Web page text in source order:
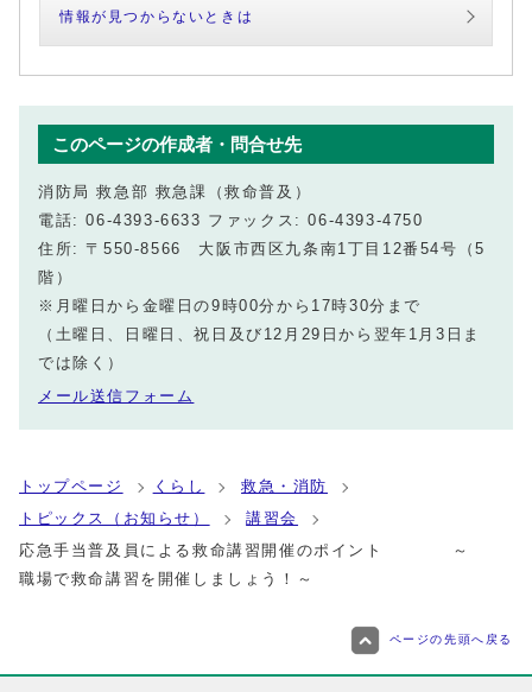
情報が見つからないときは
このページの作成者・問合せ先
消防局 救急部 救急課（救命普及）
電話: 06-4393-6633 ファックス: 06-4393-4750
住所: 〒550-8566 大阪市西区九条南1丁目12番54号（5
階）
※月曜日から金曜日の9時00分から17時30分まで
（土曜日、日曜日、祝日及び12月29日から翌年1月3日ま
では除く）
メール送信フォーム
トップページ くらし
救急・消防
トピックス（お知らせ）
講習会
応急手当普及員による救命講習開催のポイント ～
職場で救命講習を開催しましょう！～
ページの先頭へ戻る